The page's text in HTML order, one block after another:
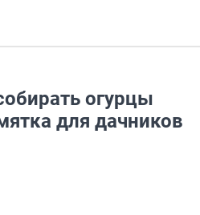
огурцы
для дачников